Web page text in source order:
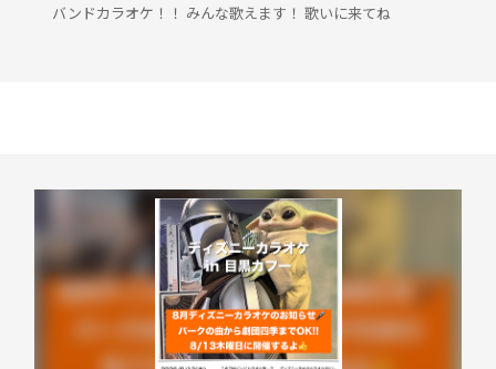
バンドカラオケ！！ みんな歌えます！ 歌いに来てね